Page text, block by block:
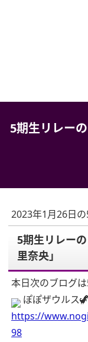
5期生リレー
2023年1月26日
5期生リレー
里奈央」
本日次のブログは
ぽぽザウルス
https://
98